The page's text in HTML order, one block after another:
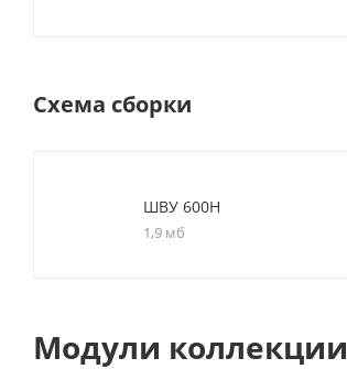
Схема сборки
ШВУ 600Н
1,9 мб
Модули коллекции